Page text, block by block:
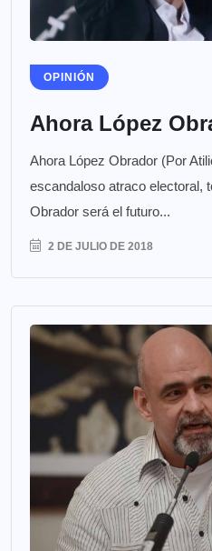
OPINIÓN
Ahora López
Ahora López Obrador (Por
escandaloso atraco electoral,
Obrador será el futuro...
2 DE JULIO DE 2018